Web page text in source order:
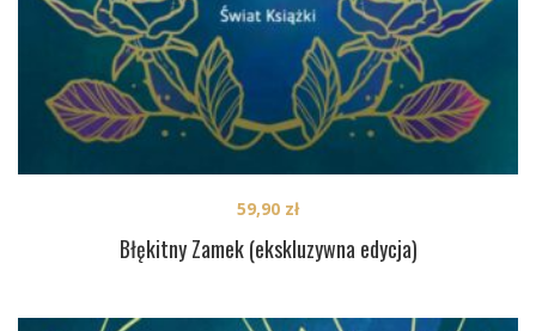
Błękitny Zamek (ekskluzywna edycja)
59,90 zł